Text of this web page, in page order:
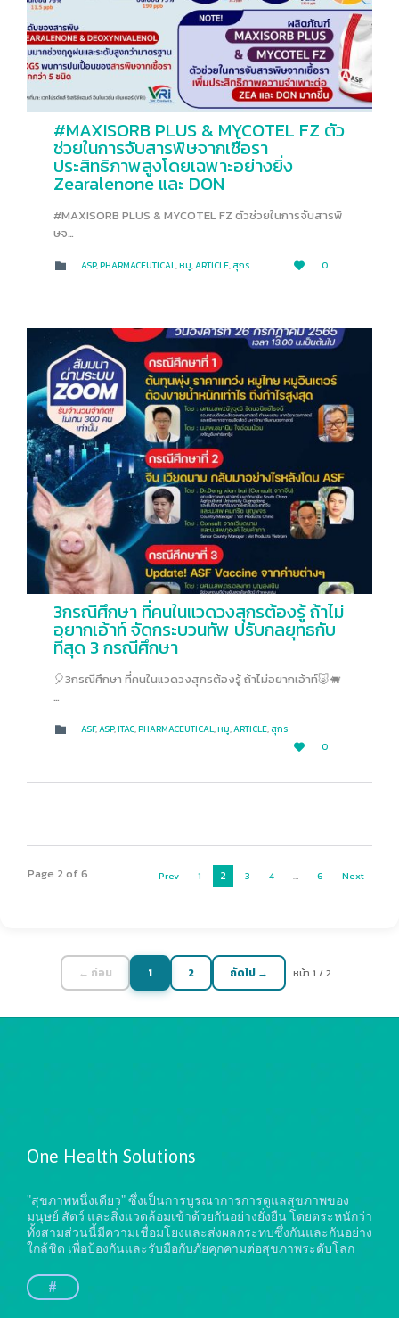
#MAXISORB PLUS & MYCOTEL FZ ตัว
ช่วยในการจับสารพิษจากเชื้อรา
ประสิทธิภาพสูงโดยเฉพาะอย่างยิ่ง
Zearalenone และ DON
#MAXISORB PLUS & MYCOTEL FZ ตัวช่วยในการจับสารพิ
ษจ…
 CATEGORY
ASP,PHARMACEUTICAL,หมู,ARTICLE, สุกร 
LOVE
IT
0
3กรณีศึกษา ที่คนในแวดวงสุกรต้องรู้ ถ้าไม่
อยากเอ้าท์ จัดกระบวนทัพ ปรับกลยุทธกับ
ที่สุด 3 กรณีศึกษา
🎈3กรณีศึกษา ที่คนในแวดวงสุกรต้องรู้ ถ้าไม่อยากเอ้าท์🐷🐖
…
 CATEGORY
ASF,ASP,ITAC,PHARMACEUTICAL,หมู,ARTICLE, สุกร

LOVE
IT
0
Page 2 of 6 Prev 1 2 3 4 … 6 Next
← ก่อน 1 2 ถัดไป → หน้า 1 / 2
One Health Solutions
"สุขภาพหนึ่งเดียว" ซึ่งเป็นการบูรณาการการดูแลสุขภาพของ
มนุษย์ สัตว์ และสิ่งแวดล้อมเข้าด้วยกันอย่างยั่งยืนโดยตระหนักว่า
ทั้งสามส่วนนี้มีความเชื่อมโยงและส่งผลกระทบซึ่งกันและกันอย่าง
ใกล้ชิด เพื่อป้องกันและรับมือกับภัยคุกคามต่อสุขภาพระดับโลก
#